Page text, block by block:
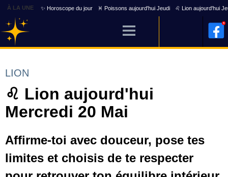
À LA UNE ✨ Horoscope du jour ♓ Poissons aujourd'hui Jeudi ♌ Lion aujourd'hui
LION
♌ Lion aujourd'hui
Mercredi 20 Mai
Affirme-toi avec douceur, pose tes
limites et choisis de te respecter